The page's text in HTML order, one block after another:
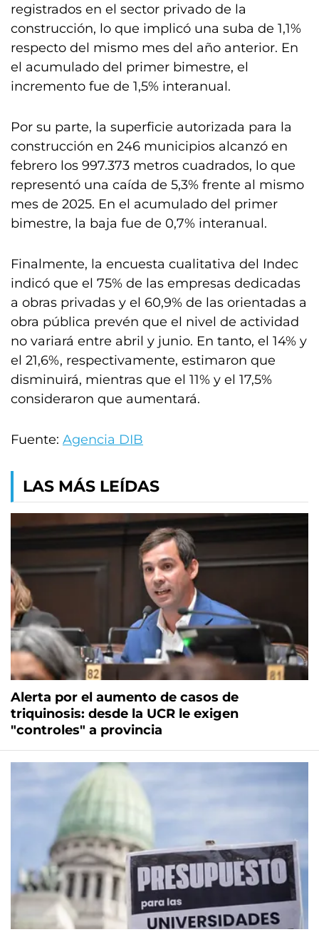
registrados en el sector privado de la
construcción, lo que implicó una suba de 1,1%
respecto del mismo mes del año anterior. En
el acumulado del primer bimestre, el
incremento fue de 1,5% interanual.
Por su parte, la superficie autorizada para la
construcción en 246 municipios alcanzó en
febrero los 997.373 metros cuadrados, lo que
representó una caída de 5,3% frente al mismo
mes de 2025. En el acumulado del primer
bimestre, la baja fue de 0,7% interanual.
Finalmente, la encuesta cualitativa del Indec
indicó que el 75% de las empresas dedicadas
a obras privadas y el 60,9% de las orientadas a
obra pública prevén que el nivel de actividad
no variará entre abril y junio. En tanto, el 14% y
el 21,6%, respectivamente, estimaron que
disminuirá, mientras que el 11% y el 17,5%
consideraron que aumentará.
Fuente: Agencia DIB
LAS MÁS LEÍDAS
Alerta por el aumento de casos de
triquinosis: desde la UCR le exigen
"controles" a provincia